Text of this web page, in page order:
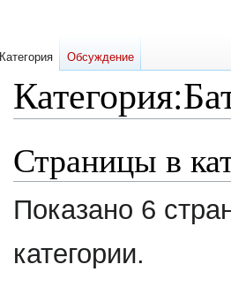
Категория:
к
навигации
к
поиску
Страницы в
Показано 6
категории.
Категория Обсуждение